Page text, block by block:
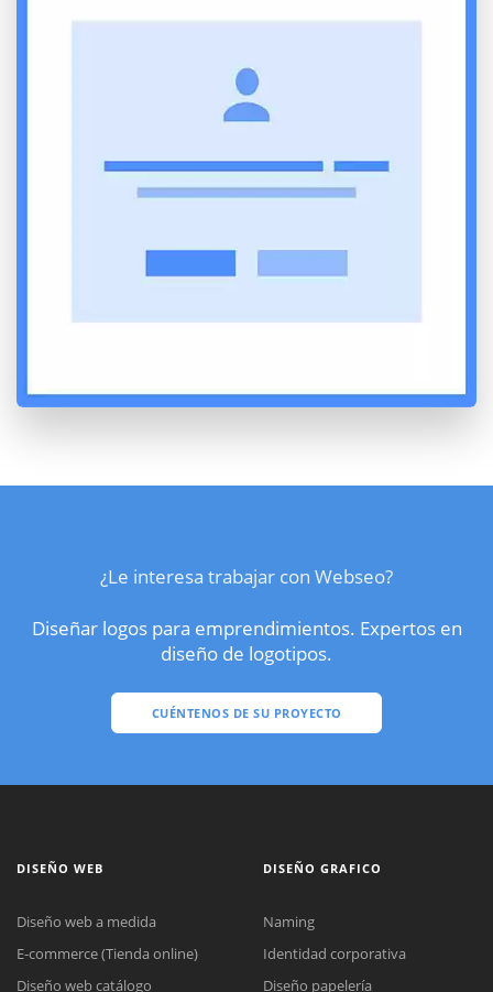
¿Le interesa trabajar con Webseo?
Diseñar logos para emprendimientos. Expertos en
diseño de logotipos.
CUÉNTENOS DE SU PROYECTO
DISEÑO WEB
Diseño web a medida
E-commerce (Tienda online)
Diseño web catálogo
DISEÑO GRAFICO
Naming
Identidad corporativa
Diseño papelería